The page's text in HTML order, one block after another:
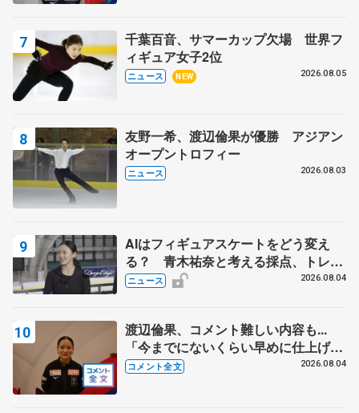
千葉百音、サマーカップ欠場 世界フ
ィギュア女子2位
ニュース NEW 2026.08.05
友野一希、渡辺倫果が優勝 アジアン
オープントロフィー
ニュース 2026.08.03
AIはフィギュアスケートをどう変え
る？ 青木祐奈と考える採点、トレー
ニングの未来
ニュース 2026.08.04
渡辺倫果、コメント難しい内容も...
「今までにないくらい早めに仕上げら
れている」 【アジアンオープントロ
コメント全文 2026.08.04